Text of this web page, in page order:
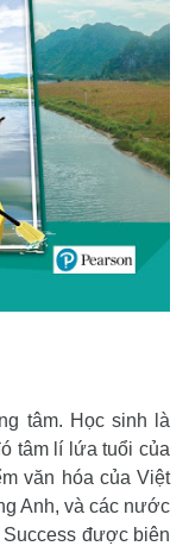
tâm. Học sinh là
tâm lí lứa tuổi của
văn hóa của Việt
Anh, và các nước
được biên